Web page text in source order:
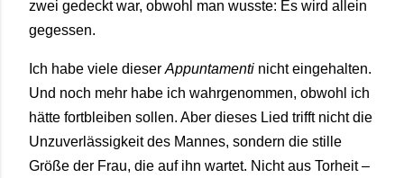
zwei gedeckt war, obwohl man wusste: Es wird allein
gegessen.
Ich habe viele dieserAppuntamenti nicht eingehalten.
Und noch mehr habe ich wahrgenommen, obwohl ich
hätte fortbleiben sollen. Aber dieses Lied trifft nicht die
Unzuverlässigkeit des Mannes, sondern die stille
Größe der Frau, die auf ihn wartet. Nicht aus Torheit –